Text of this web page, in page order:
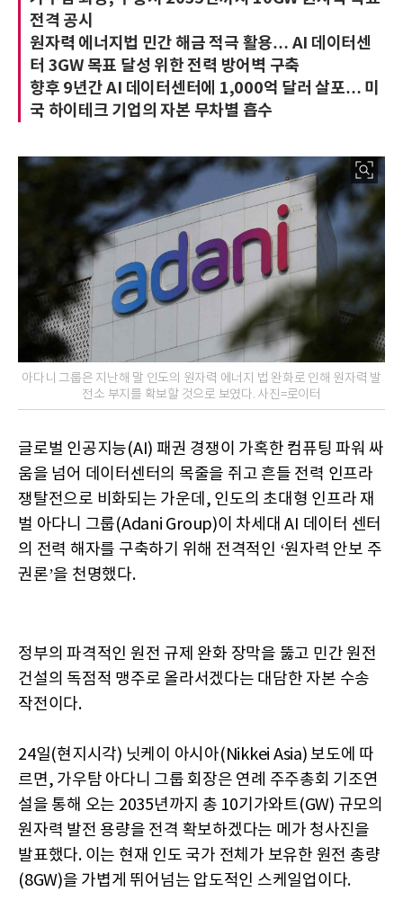
전격 공시
원자력 에너지법 민간 해금 적극 활용… AI 데이터센
터 3GW 목표 달성 위한 전력 방어벽 구축
향후 9년간 AI 데이터센터에 1,000억 달러 살포… 미
국 하이테크 기업의 자본 무차별 흡수
아다니 그룹은 지난해 말 인도의 원자력 에너지 법 완화로 인해 원자력 발
전소 부지를 확보할 것으로 보였다. 사진=로이터
글로벌 인공지능(AI) 패권 경쟁이 가혹한 컴퓨팅 파워 싸
움을 넘어 데이터센터의 목줄을 쥐고 흔들 전력 인프라
쟁탈전으로 비화되는 가운데, 인도의 초대형 인프라 재
벌 아다니 그룹(Adani Group)이 차세대 AI 데이터 센터
의 전력 해자를 구축하기 위해 전격적인 ‘원자력 안보 주
권론’을 천명했다.
정부의 파격적인 원전 규제 완화 장막을 뚫고 민간 원전
건설의 독점적 맹주로 올라서겠다는 대담한 자본 수송
작전이다.
24일(현지시각) 닛케이 아시아(Nikkei Asia) 보도에 따
르면, 가우탐 아다니 그룹 회장은 연례 주주총회 기조연
설을 통해 오는 2035년까지 총 10기가와트(GW) 규모의
원자력 발전 용량을 전격 확보하겠다는 메가 청사진을
발표했다. 이는 현재 인도 국가 전체가 보유한 원전 총량
(8GW)을 가볍게 뛰어넘는 압도적인 스케일업이다.